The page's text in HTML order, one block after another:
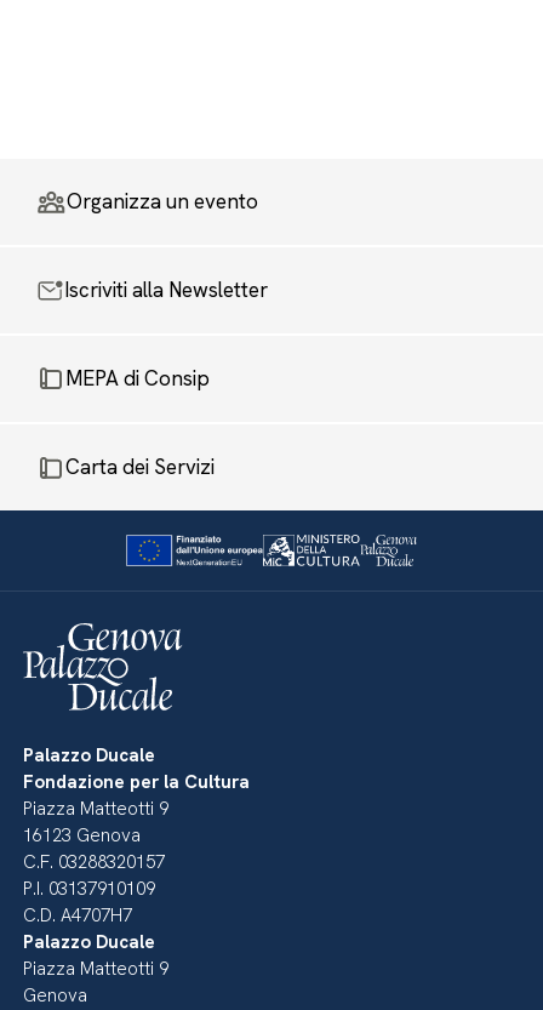
Organizza un evento
Iscriviti alla Newsletter
MEPA di Consip
Carta dei Servizi
Palazzo Ducale
Fondazione per la Cultura
Piazza Matteotti 9
16123 Genova
C.F. 03288320157
P.I. 03137910109
C.D. A4707H7
Palazzo Ducale
Piazza Matteotti 9
Genova